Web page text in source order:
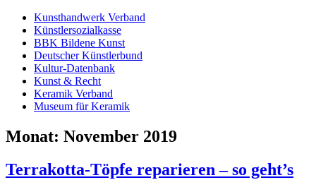
Kunsthandwerk Verband
Künstlersozialkasse
BBK Bildene Kunst
Deutscher Künstlerbund
Kultur-Datenbank
Kunst & Recht
Keramik Verband
Museum für Keramik
Monat: November 2019
Terrakotta-Töpfe reparieren – so geht’s